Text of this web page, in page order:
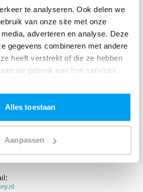
te analyseren. Ook delen we
van onze site met onze
adverteren en analyse. Deze
gegevens combineren met andere
heeft verstrekt of die ze hebben
uw gebruik van hun services.
Alles toestaan
Aanpassen
tot een reserve DJ. Wij
komt. Maar voordat je een DJ voor
wil je natuurlijk weten wat het
je bij ons online de prijs
feest. Ook kun je nu boeken of
aanvragen. Huur de beste DJ uit
en check dus direct